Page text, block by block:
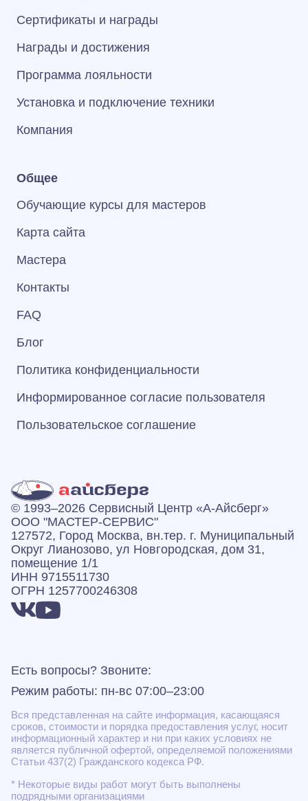
Сертификаты и награды
Награды и достижения
Программа лояльности
Установка и подключение техники
Компания
Общее
Обучающие курсы для мастеров
Карта сайта
Мастера
Контакты
FAQ
Блог
Политика конфиденциальности
Информированное согласие пользователя
Пользовательское соглашение
© 1993–2026 Сервисный Центр «А‑Айсберг»
ООО "МАСТЕР-СЕРВИС"
127572, Город Москва, вн.тер. г. Муниципальный
Округ Лианозово, ул Новгородская, дом 31,
помещение 1/1
ИНН 9715511730
ОГРН 1257700246308
Есть вопросы? Звоните:
Режим работы: пн-вс 07:00–23:00
Вся представленная на сайте информация, касающаяся
сроков, стоимости и порядка предоставления услуг, носит
информационный характер и ни при каких условиях не
является публичной офертой, определяемой положениями
Статьи 437(2) Гражданского кодекса РФ.
* Некоторые виды работ могут быть выполнены
подрядными организациями